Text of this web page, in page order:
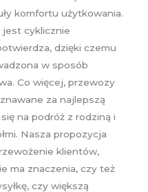
komfortu użytkowania.
cyklicznie
dzięki czemu
w sposób
Co więcej, przewozy
za najlepszą
na podróż z rodziną i
Nasza propozycja
klientów,
ma znaczenia, czy też
czy większą